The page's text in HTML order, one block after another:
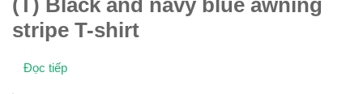
(T) Black and navy blue awning
stripe T-shirt
Đọc tiếp